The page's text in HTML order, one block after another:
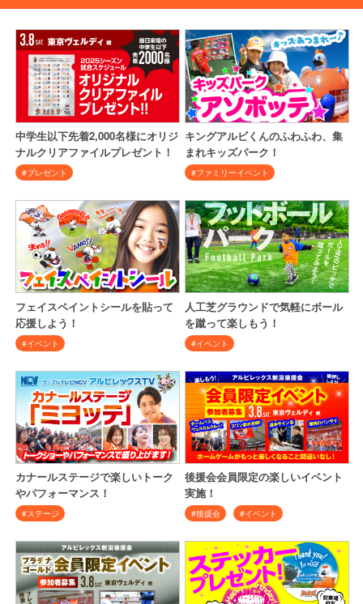
中学生以下先着2,000名様にオリジ
ナルクリアファイルプレゼント！
#プレゼント
キングアルビくんのふわふわ、集
まれキッズパーク！
#ファミリーイベント
フェイスペイントシールを貼って
応援しよう！
#イベント
人工芝グラウンドで気軽にボール
を蹴って楽しもう！
#イベント
カナールステージで楽しいトーク
やパフォーマンス！
#ステージ
後援会会員限定の楽しいイベント
実施！
#後援会 #イベント